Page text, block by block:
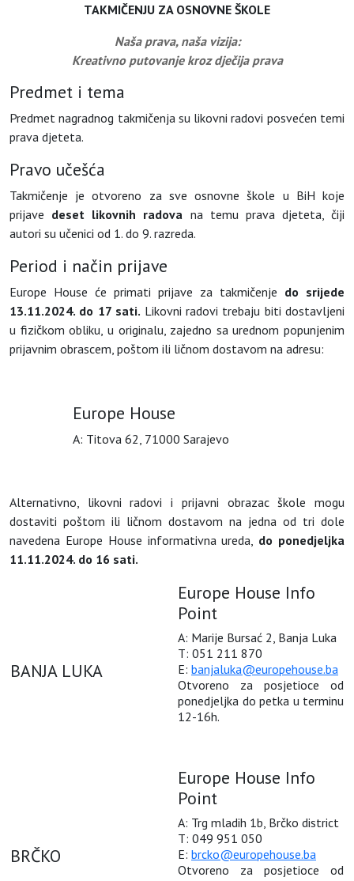
TAKMIČENJU ZA OSNOVNE ŠKOLE
Naša prava, naša vizija:
Kreativno putovanje kroz dječija prava
Predmet i tema
Predmet nagradnog takmičenja su likovni radovi posvećen temi
prava djeteta.
Pravo učešća
Takmičenje je otvoreno za sve osnovne škole u BiH koje
prijave deset likovnih radova na temu prava djeteta, čiji
autori su učenici od 1. do 9. razreda.
Period i način prijave
Europe House će primati prijave za takmičenje do srijede
13.11.2024. do 17 sati. Likovni radovi trebaju biti dostavljeni
u fizičkom obliku, u originalu, zajedno sa urednom popunjenim
prijavnim obrascem, poštom ili ličnom dostavom na adresu:
Europe House
A: Titova 62, 71000 Sarajevo
Alternativno, likovni radovi i prijavni obrazac škole mogu
dostaviti poštom ili ličnom dostavom na jedna od tri dole
navedena Europe House informativna ureda, do ponedjeljka
11.11.2024. do 16 sati.
BANJA LUKA
Europe House Info
Point
A: Marije Bursać 2, Banja Luka
T: 051 211 870
E: banjaluka@europehouse.ba
Otvoreno za posjetioce od
ponedjeljka do petka u terminu
12-16h.
BRČKO
Europe House Info
Point
A: Trg mladih 1b, Brčko district
T: 049 951 050
E: brcko@europehouse.ba
Otvoreno za posjetioce od